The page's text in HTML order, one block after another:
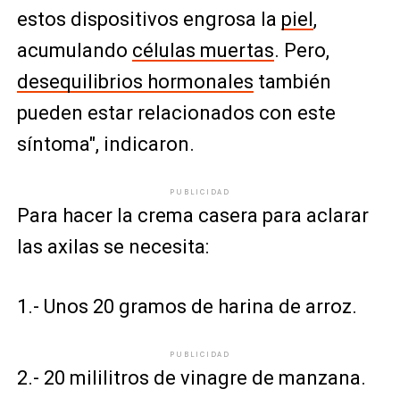
estos dispositivos engrosa la piel,
acumulando células muertas. Pero,
desequilibrios hormonales también
pueden estar relacionados con este
síntoma", indicaron.
PUBLICIDAD
Para hacer la crema casera para aclarar
las axilas se necesita:
1.- Unos 20 gramos de harina de arroz.
PUBLICIDAD
2.- 20 mililitros de vinagre de manzana.